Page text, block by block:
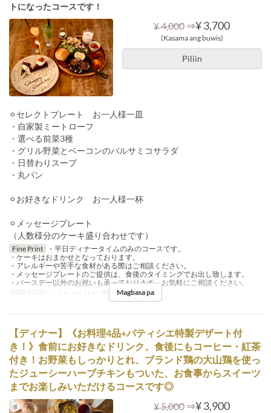
トになったコースです！
¥ 4,000 ⇒¥ 3,700
(Kasama ang buwis)
Piliin
⚪︎セレクトプレート お一人様一皿
・自家製ミートローフ
・選べる前菜3種
・グリル野菜とベーコンのバルサミコサラダ
・日替わりスープ
・丸パン
⚪︎お好きなドリンク お一人様一杯
⚪︎メッセージプレート
（人数様分のケーキ盛り合わせです）
Fine Print
・平日ディナータイムのみのコースです。
・ケーキはおまかせとなっております。
・アレルギーや苦手な食材がある際はご相談ください。
・メッセージプレートのご提供は、食後のタイミングでお出し致します。
・バースデー以外のお祝いも承っております。お気軽にご相談ください。
Mga Araw
Lu, Ma, Mi, H, B Pagkain Hapunan
Magbasa pa
【ディナー】《お料理4品+パティシエ特製デザート付
き！》食前にお好きなドリンク、食後にもコーヒー・紅茶
付き！お野菜もしっかりとれ、ブランド鶏の大山鶏を使っ
たジューシーハーブチキンもついた、お食事からスイーツ
までお楽しみいただけるコースです◎
¥ 5,000 ⇒¥ 3,900